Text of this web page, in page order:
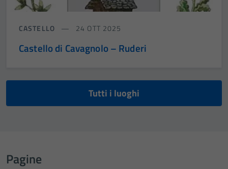
CASTELLO 24 OTT 2025
Castello di Cavagnolo – Ruderi
Tutti i luoghi
Pagine